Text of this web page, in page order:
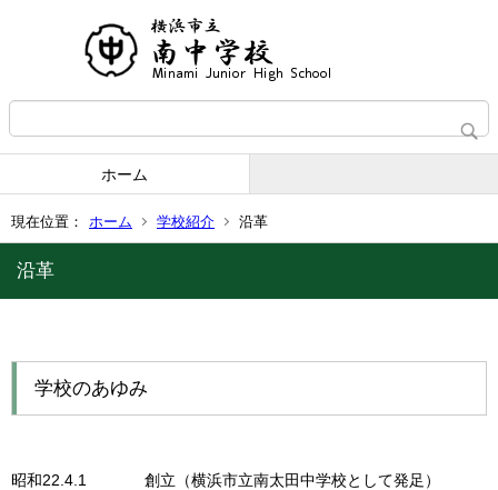
ホーム
現在位置： ホーム 学校紹介 沿革
沿革
学校のあゆみ
昭和22.4.1 創立（横浜市立南太田中学校として発足）